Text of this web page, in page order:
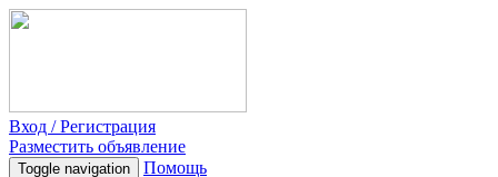
Вход / Регистрация
Разместить объявление
Toggle navigation Помощь